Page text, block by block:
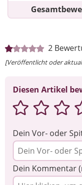
2
[Veröffentlicht oder
Diesen Artikel
Dein Vor- oder
Dein Kommentar